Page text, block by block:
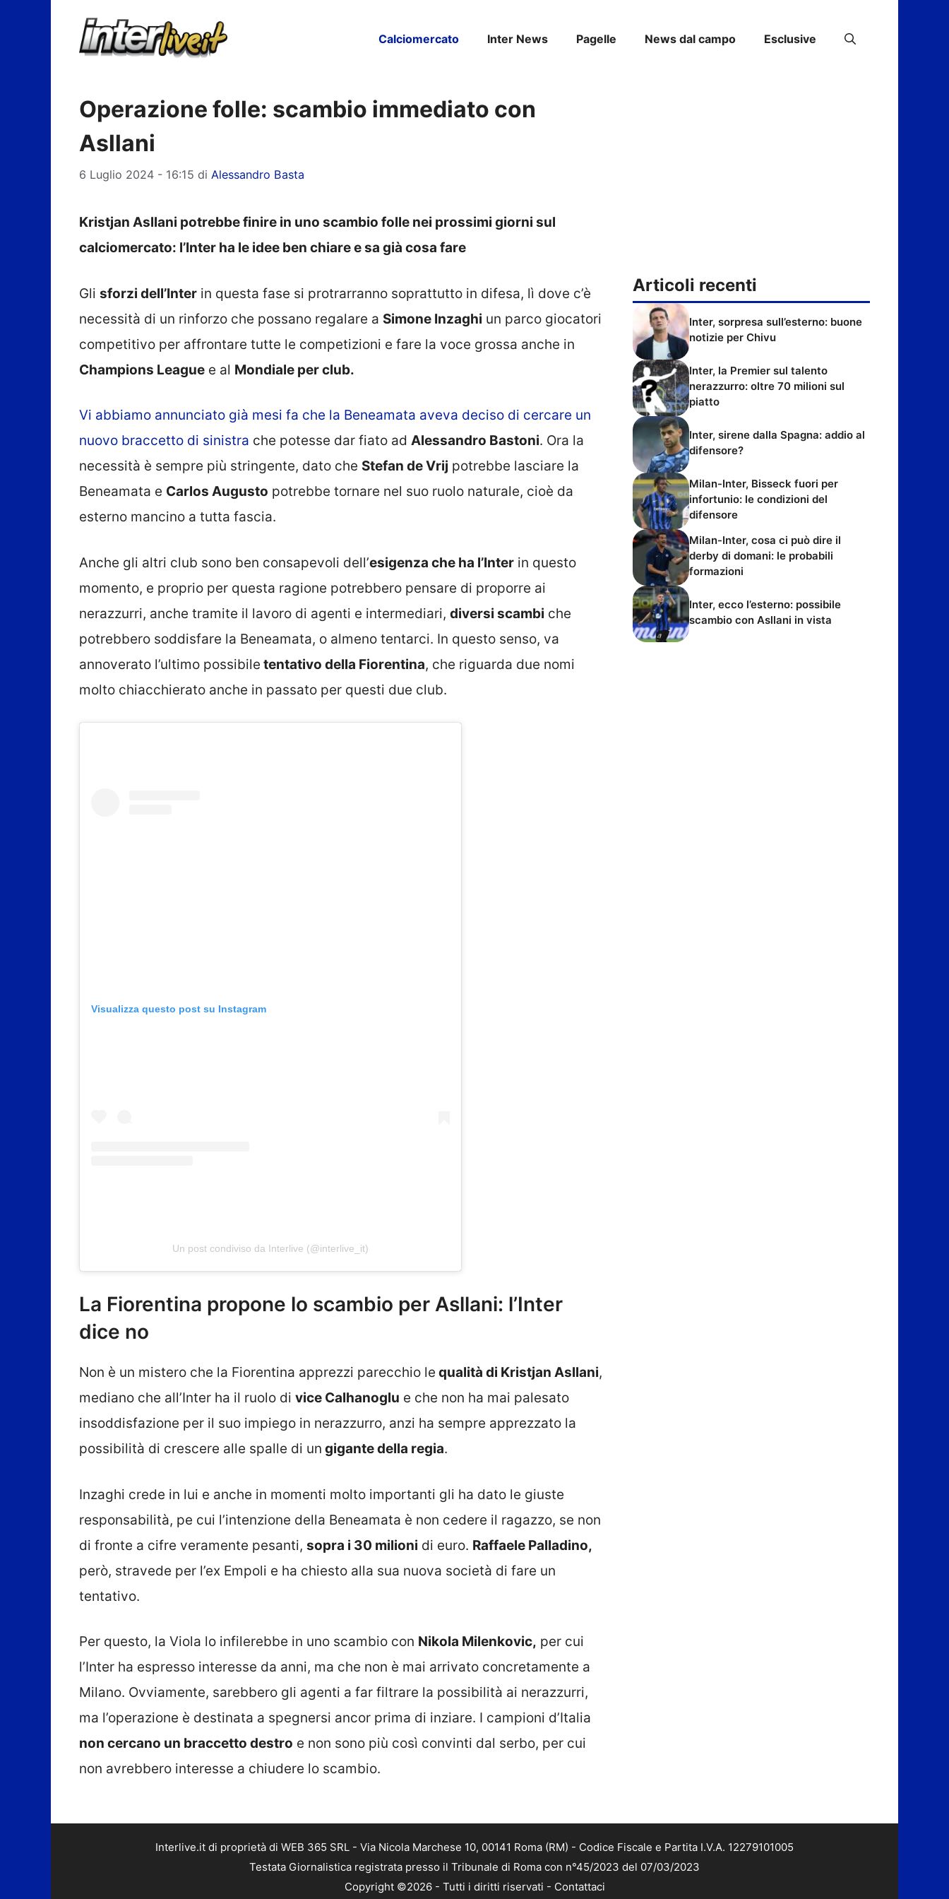
Calciomercato Inter News Pagelle News dal campo Esclusive
Operazione folle: scambio immediato con
Asllani
6 Luglio 2024 - 16:15 di Alessandro Basta
Kristjan Asllani potrebbe finire in uno scambio folle nei prossimi giorni sul
calciomercato: l’Inter ha le idee ben chiare e sa già cosa fare
Gli sforzi dell’Inter in questa fase si protrarranno soprattutto in difesa, lì dove c’è
necessità di un rinforzo che possano regalare a Simone Inzaghi un parco giocatori
competitivo per affrontare tutte le competizioni e fare la voce grossa anche in
Champions League e al Mondiale per club.
Vi abbiamo annunciato già mesi fa che la Beneamata aveva deciso di cercare un
nuovo braccetto di sinistra che potesse dar fiato ad Alessandro Bastoni. Ora la
necessità è sempre più stringente, dato che Stefan de Vrij potrebbe lasciare la
Beneamata e Carlos Augusto potrebbe tornare nel suo ruolo naturale, cioè da
esterno mancino a tutta fascia.
Anche gli altri club sono ben consapevoli dell’esigenza che ha l’Inter in questo
momento, e proprio per questa ragione potrebbero pensare di proporre ai
nerazzurri, anche tramite il lavoro di agenti e intermediari, diversi scambi che
potrebbero soddisfare la Beneamata, o almeno tentarci. In questo senso, va
annoverato l’ultimo possibile tentativo della Fiorentina, che riguarda due nomi
molto chiacchierato anche in passato per questi due club.
Visualizza questo post su Instagram
Un post condiviso da Interlive (@interlive_it)
La Fiorentina propone lo scambio per Asllani: l’Inter
dice no
Non è un mistero che la Fiorentina apprezzi parecchio le qualità di Kristjan Asllani,
mediano che all’Inter ha il ruolo di vice Calhanoglu e che non ha mai palesato
insoddisfazione per il suo impiego in nerazzurro, anzi ha sempre apprezzato la
possibilità di crescere alle spalle di un gigante della regia.
Inzaghi crede in lui e anche in momenti molto importanti gli ha dato le giuste
responsabilità, pe cui l’intenzione della Beneamata è non cedere il ragazzo, se non
di fronte a cifre veramente pesanti, sopra i 30 milioni di euro. Raffaele Palladino,
però, stravede per l’ex Empoli e ha chiesto alla sua nuova società di fare un
tentativo.
Per questo, la Viola lo infilerebbe in uno scambio con Nikola Milenkovic, per cui
l’Inter ha espresso interesse da anni, ma che non è mai arrivato concretamente a
Milano. Ovviamente, sarebbero gli agenti a far filtrare la possibilità ai nerazzurri,
ma l’operazione è destinata a spegnersi ancor prima di inziare. I campioni d’Italia
non cercano un braccetto destro e non sono più così convinti dal serbo, per cui
non avrebbero interesse a chiudere lo scambio.
Articoli recenti
Inter, sorpresa sull’esterno: buone
notizie per Chivu
Inter, la Premier sul talento
nerazzurro: oltre 70 milioni sul
piatto
Inter, sirene dalla Spagna: addio al
difensore?
Milan-Inter, Bisseck fuori per
infortunio: le condizioni del
difensore
Milan-Inter, cosa ci può dire il
derby di domani: le probabili
formazioni
Inter, ecco l’esterno: possibile
scambio con Asllani in vista
Interlive.it di proprietà di WEB 365 SRL - Via Nicola Marchese 10, 00141 Roma (RM) - Codice Fiscale e Partita I.V.A. 12279101005
Testata Giornalistica registrata presso il Tribunale di Roma con n°45/2023 del 07/03/2023
Copyright ©2026 - Tutti i diritti riservati - Contattaci